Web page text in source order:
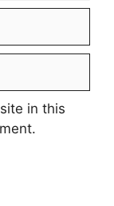
in this